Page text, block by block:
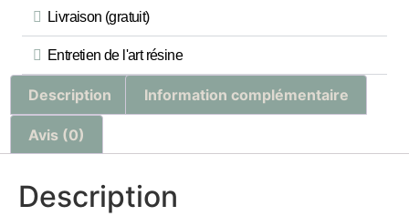
Livraison (gratuit)
Entretien de l'art résine
Description Information complémentaire
Avis (0)
Description